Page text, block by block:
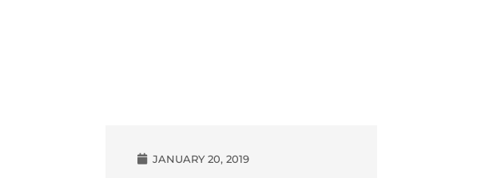
JANUARY 20, 2019